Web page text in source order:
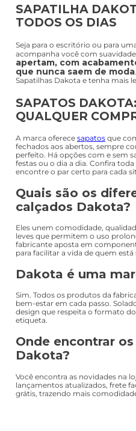
SAPATILHA
TODOS OS DIAS
Seja para o escritório ou para
acompanha você com
apertam, com
que nunca saem de moda
Sapatilhas Dakota e tenha mais
SAPATOS
QUALQUER
A marca oferece sapatos que
fechados aos abertos, sempre
perfeito. Há opções com e sem
festas ou o dia a dia. Confira
encontre o par certo para cada
Quais são os
calçados Dakota?
Eles unem comodidade,
leves que permitem o uso
fabricante aposta em
para facilitar a vida de quem
Dakota é uma
Sim. Todos os produtos da
bem-estar em cada passo.
design que respeita o formato
etiqueta.
Onde encontrar
Dakota?
Você encontra as novidades na
lançamentos atualizados, frete
grátis, trazendo mais